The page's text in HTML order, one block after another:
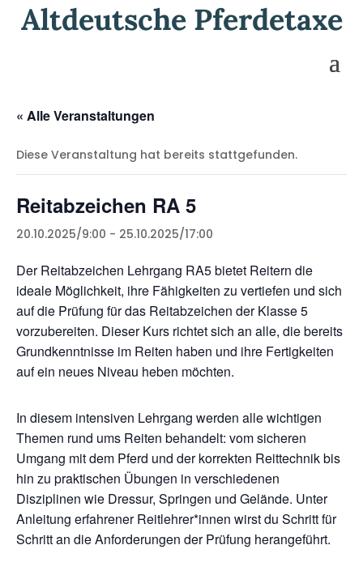
Altdeutsche Pferdetaxe
« Alle Veranstaltungen
Diese Veranstaltung hat bereits stattgefunden.
Reitabzeichen RA 5
20.10.2025/9:00 - 25.10.2025/17:00
Der Reitabzeichen Lehrgang RA5 bietet Reitern die
ideale Möglichkeit, ihre Fähigkeiten zu vertiefen und sich
auf die Prüfung für das Reitabzeichen der Klasse 5
vorzubereiten. Dieser Kurs richtet sich an alle, die bereits
Grundkenntnisse im Reiten haben und ihre Fertigkeiten
auf ein neues Niveau heben möchten.
In diesem intensiven Lehrgang werden alle wichtigen
Themen rund ums Reiten behandelt: vom sicheren
Umgang mit dem Pferd und der korrekten Reittechnik bis
hin zu praktischen Übungen in verschiedenen
Disziplinen wie Dressur, Springen und Gelände. Unter
Anleitung erfahrener Reitlehrer*innen wirst du Schritt für
Schritt an die Anforderungen der Prüfung herangeführt.